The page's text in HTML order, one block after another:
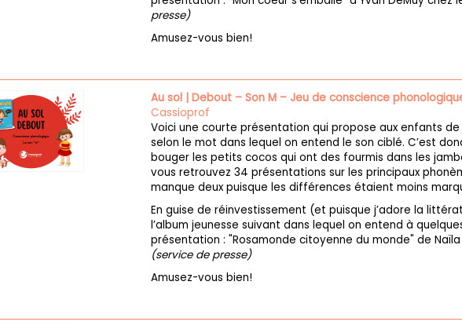
presse)
Amusez-vous bien!
Au sol | Debout – Son M – Jeu de conscience
Cassioprof
Voici une courte présentation qui propose aux enfants
selon le mot dans lequel on entend le son ciblé. C’est
bouger les petits cocos qui ont des fourmis dans les
vous retrouvez 34 présentations sur les principaux
manque deux puisque les différences étaient moins
En guise de réinvestissement (et puisque j’adore la
l’album jeunesse suivant dans lequel on entend à
présentation : "Rosamonde citoyenne du monde" de Naïla
(service de presse)
Amusez-vous bien!